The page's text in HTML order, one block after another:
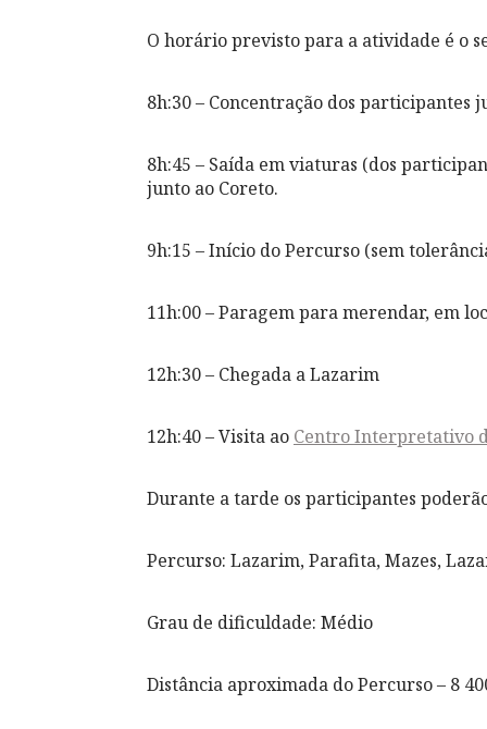
O horário previsto para a atividade é o
8h:30 – Concentração dos participantes
8h:45 – Saída em viaturas (dos
junto ao Coreto.
9h:15 – Início do Percurso (sem
11h:00 – Paragem para merendar, em
12h:30 – Chegada a Lazarim
12h:40 – Visita ao Centro Interpretativo
Durante a tarde os participantes
Percurso: Lazarim, Parafita, Mazes,
Grau de dificuldade: Médio
Distância aproximada do Percurso – 8